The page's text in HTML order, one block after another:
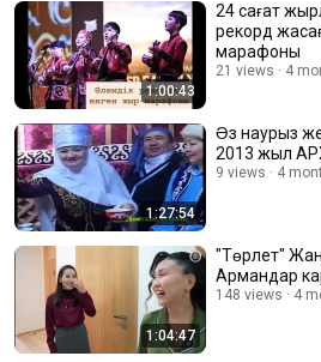
1:00:43
24 сағат
рекорд
марафоны
21 views 4
1:27:54
Әз наурыз
2013 жыл
9 views 4
1:04:47
"Төрлет"
Армандар
148 views 4